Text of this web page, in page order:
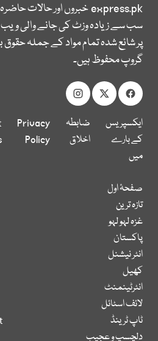
express.pkخبروں اور حالات
سب سے زیادہ وزٹ کی جانے والی
پر شائع شدہ تمام مواد کے جملہ
گروپ محفوظ ہیں۔
ایکسپریس
کے بارے
میں
ضابطہ
اخلاق
Privacy
Policy
صفحۂ اول
تازہ ترین
غزہ لہو لہو
پاکستان
انٹر نیشنل
کھیل
انٹرٹینمنٹ
لائف اسٹائل
ٹاپ ٹرینڈ
دلچسپ و عجیب